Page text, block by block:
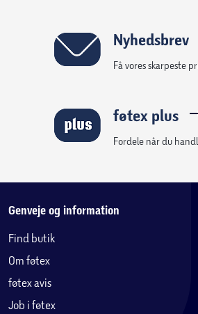
Nyhedsbrev
Få vores skarpeste
føtex plus
Fordele når du
Genveje og information
Find butik
Om føtex
føtex avis
Job i føtex